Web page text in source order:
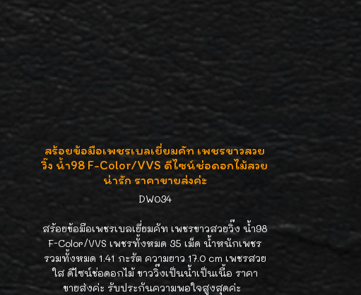
สร้อยข้อมือเพชรเบลเยี่ยมคัท เพชรขาวสวย
วิ๊ง น้ำ98 F-Color/VVS ดีไซน์ช่อดอกไม้สวย
น่ารัก ราคาขายส่งค่ะ
DW034
สร้อยข้อมือเพชรเบลเยี่ยมคัท เพชรขาวสวยวิ๊ง น้ำ98
F-Color/VVS เพชรทั้งหมด 35 เม็ด น้ำหนักเพชร
รวมทั้งหมด 1.41 กะรัต ความยาว 17.0 cm เพชรสวย
ใส ดีไซน์ช่อดอกไม้ ขาววิ๊งเป็นน้ำเป็นเนื้อ ราคา
ขายส่งค่ะ รับประกันความพอใจสูงสุดค่ะ